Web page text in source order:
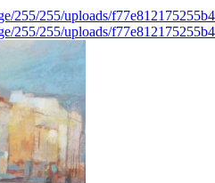
255/255/uploads/
255/255/uploads/